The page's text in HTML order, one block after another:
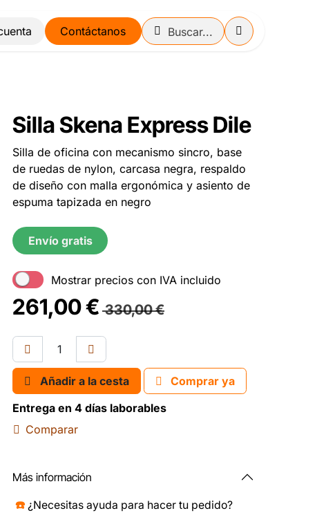
Blog Contáctanos
Silla Skena Express Dile
Silla de oficina con mecanismo sincro, base
de ruedas de nylon, carcasa negra, respaldo
de diseño con malla ergonómica y asiento de
espuma tapizada en negro
Envío gratis
Mostrar precios con IVA incluido
261,00€ 330,00€
Añadir a la cesta
Comprar ya
Entrega en 4 días laborables
Comparar
Más información
☎️ ¿Necesitas ayuda para hacer tu pedido?